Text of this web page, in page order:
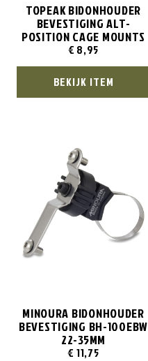
TOPEAK BIDONHOUDER
BEVESTIGING ALT-
POSITION CAGE MOUNTS
€ 8,95
BEKIJK ITEM
MINOURA BIDONHOUDER
BEVESTIGING BH-100EBW
22-35MM
€ 11,75